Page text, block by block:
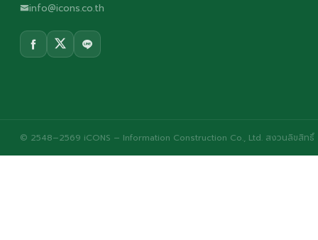
info@icons.co.th
© 2548–2569 iCONS – Information Construction Co., Ltd. สงวนลิขสิทธิ์